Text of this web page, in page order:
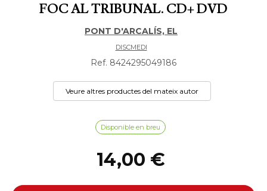
FOC AL TRIBUNAL. CD+ DVD
PONT D'ARCALÍS, EL
DISCMEDI
Ref. 8424295049186
Veure altres productes del mateix autor
Disponible en breu
14,00 €